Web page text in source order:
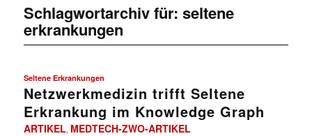
Schlagwortarchiv für: seltene
erkrankungen
Seltene Erkrankungen
Netzwerkmedizin trifft Seltene
Erkrankung im Knowledge Graph
ARTIKEL MEDTECH-ZWO-ARTIKEL